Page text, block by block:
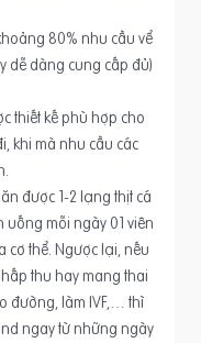
80% nhu cầu vể
dễ dàng cung cấp đủ)
thiết kế phù hợp cho
khi mà nhu cầu các
được 1-2 lạng thịt cá
mỗi ngày 01 viên
cơ thể. Ngược lại, nếu
thu hay mang thai
đường, làm IVF,… thì
ngay từ những ngày